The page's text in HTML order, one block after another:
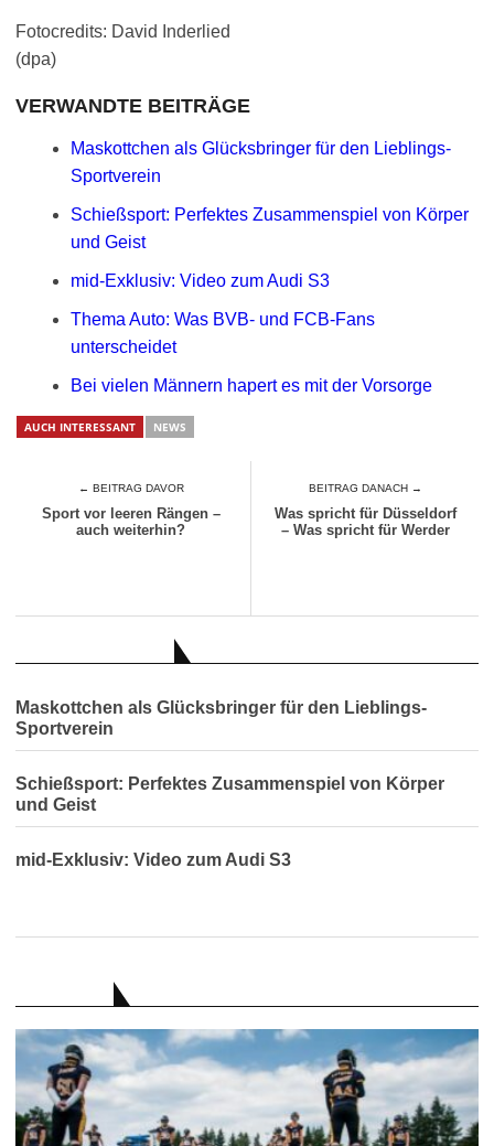
Fotocredits: David Inderlied
(dpa)
VERWANDTE BEITRÄGE
Maskottchen als Glücksbringer für den Lieblings-
Sportverein
Schießsport: Perfektes Zusammenspiel von Körper
und Geist
mid-Exklusiv: Video zum Audi S3
Thema Auto: Was BVB- und FCB-Fans
unterscheidet
Bei vielen Männern hapert es mit der Vorsorge
AUCH INTERESSANT NEWS
← BEITRAG DAVOR
Sport vor leeren Rängen –
auch weiterhin?
BEITRAG DANACH →
Was spricht für Düsseldorf
– Was spricht für Werder
Maskottchen als Glücksbringer für den Lieblings-
Sportverein
Schießsport: Perfektes Zusammenspiel von Körper
und Geist
mid-Exklusiv: Video zum Audi S3